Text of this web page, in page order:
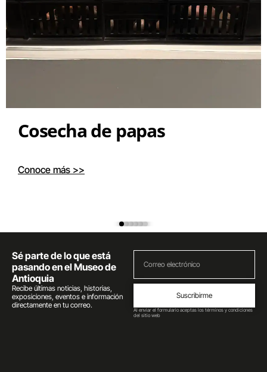
Cosecha de papas
Conoce más >>
Sé parte de lo que está
pasando en el Museo de
Antioquia
Recibe últimas noticias, historias,
exposiciones, eventos e información
directamente en tu correo.
Suscribirme
Al enviar el formulario aceptas los términos y condiciones
del sitio web